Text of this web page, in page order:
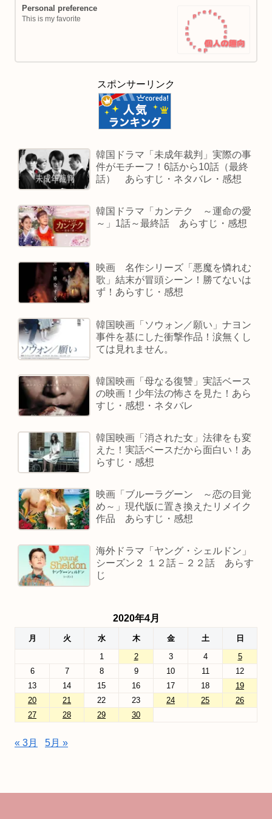
Personal preference
This is my favorite
スポンサーリンク
韓国ドラマ「未成年裁判」実際の事
件がモチーフ！6話から10話（最終
話） あらすじ・ネタバレ・感想
韓国ドラマ「カンテク ～運命の愛
～」1話～最終話 あらすじ・感想
映画 名作シリーズ「悪魔を憐れむ
歌」結末が冒頭シーン！勝てないは
ず！あらすじ・感想
韓国映画「ソウォン／願い」ナヨン
事件を基にした衝撃作品！涙無くし
ては見れません。
韓国映画「母なる復讐」実話ベース
の映画！少年法の怖さを見た！あら
すじ・感想・ネタバレ
韓国映画「消された女」法律をも変
えた！実話ベースだから面白い！あ
らすじ・感想
映画「ブルーラグーン ～恋の目覚
め～」現代版に置き換えたリメイク
作品 あらすじ・感想
海外ドラマ「ヤング・シェルドン」
シーズン２ １２話－２２話 あらす
じ
2020年4月
月 火 水 木 金 土
日
1
2 3 4
5
6
7 8 9 10 11
12
13
14 15 16 17 18
19
20
21 22 23 24 25
26
27
28 29 30
« 3月 5月 »